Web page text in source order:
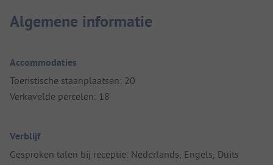
Algemene informatie
Accommodaties
Toeristische staanplaatsen: 20
Verkavelde percelen: 18
Verblijf
Gesproken talen bij receptie: Nederlands, Engels, Duits